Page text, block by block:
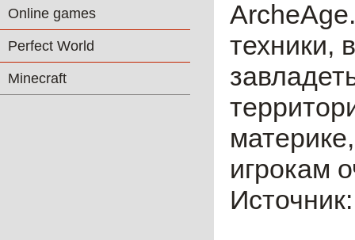
Online games
Perfect World
Minecraft
техники,
игрокам